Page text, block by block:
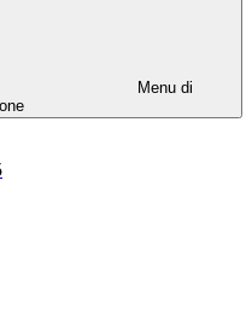
Menu di